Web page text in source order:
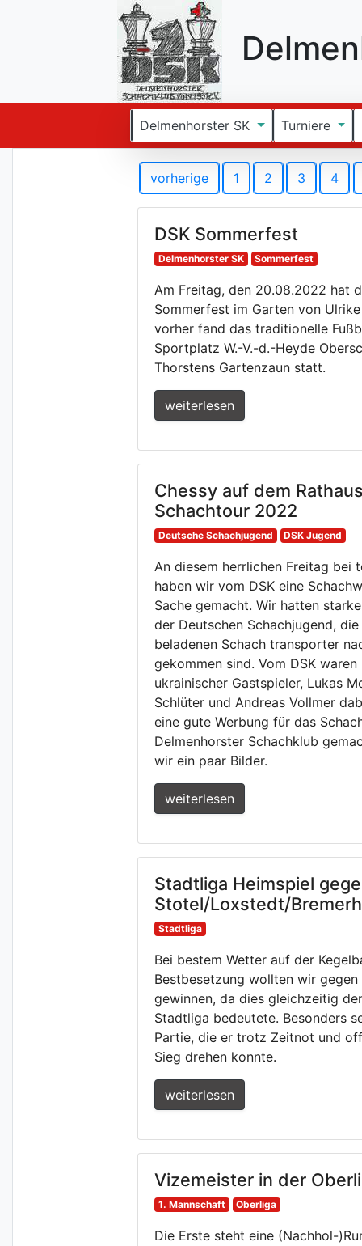
Delmenhorster SK Turniere
vorherige 1 2 3 4
DSK Sommerfest
Delmenhorster SK Sommerfest
Am Freitag, den 20.08.2022 hat
Sommerfest im Garten von
vorher fand das traditionelle
Sportplatz W.-V.-d.-Heyde
Thorstens Gartenzaun statt.
weiterlesen
Chessy auf dem
Schachtour 2022
Deutsche Schachjugend DSK Jugend
An diesem herrlichen Freitag bei
haben wir vom DSK eine
Sache gemacht. Wir hatten
der Deutschen Schachjugend,
beladenen Schach transporter
gekommen sind. Vom DSK
ukrainischer Gastspieler, Lukas
Schlüter und Andreas Vollmer
eine gute Werbung für das
Delmenhorster Schachklub
wir ein paar Bilder.
weiterlesen
Stadtliga Heimspiel
Stotel/Loxstedt/
Stadtliga
Bei bestem Wetter auf der
Bestbesetzung wollten wir
gewinnen, da dies gleichzeitig
Stadtliga bedeutete. Besonders
Partie, die er trotz Zeitnot und
Sieg drehen konnte.
weiterlesen
Vizemeister in der
1. Mannschaft Oberliga
Die Erste steht eine (Nachhol-